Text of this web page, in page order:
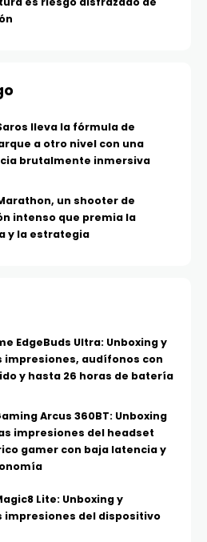
lleva la fórmula de
a otro nivel con una
brutalmente inmersiva
un shooter de
intenso que premia la
y la estrategia
EdgeBuds Ultra: Unboxing y
impresiones, audífonos con
y hasta 26 horas de batería
Arcus 360BT: Unboxing
impresiones del headset
gamer con baja latencia y
Lite: Unboxing y
impresiones del dispositivo